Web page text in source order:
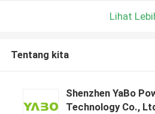
Lihat
Tentang kita
Shenzhen YaBo
Technology Co.,